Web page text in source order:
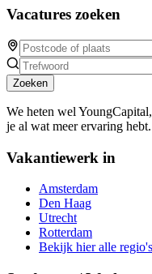
Vacatures zoeken
Zoeken
We heten wel
je al wat meer ervaring
Vakantiewerk in
Amsterdam
Den Haag
Utrecht
Rotterdam
Bekijk hier alle regio's